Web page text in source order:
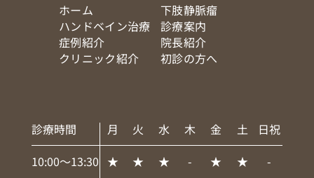
ホーム
下肢静脈瘤
ハンドベイン治療
診療案内
症例紹介
院長紹介
クリニック紹介
初診の方へ
診療時間 月 火 水 木 金 土
日祝
10:00～13:30 ★ ★ ★ - ★ ★
-